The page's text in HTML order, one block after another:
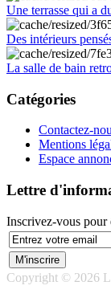
Une terrasse qui a
Des intérieurs
La salle de bain
Catégories
Contactez-
Mentions
Espace
Lettre
Inscrivez-vous pour
Copyright © 2026